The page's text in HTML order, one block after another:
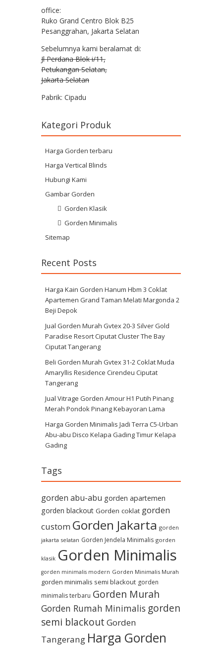
office:
Ruko Grand Centro Blok B25
Pesanggrahan, Jakarta Selatan
Sebelumnya kami beralamat di:
Jl Perdana Blok i/11,
Petukangan Selatan,
Jakarta Selatan
Pabrik: Cipadu
Kategori Produk
Harga Gorden terbaru
Harga Vertical Blinds
Hubungi Kami
Gambar Gorden
Gorden Klasik
Gorden Minimalis
Sitemap
Recent Posts
Harga Kain Gorden Hanum Hbm 3 Coklat
Apartemen Grand Taman Melati Margonda 2
Beji Depok
Jual Gorden Murah Gvtex 20-3 Silver Gold
Paradise Resort Ciputat Cluster The Bay
Ciputat Tangerang
Beli Gorden Murah Gvtex 31-2 Coklat Muda
Amaryllis Residence Cirendeu Ciputat
Tangerang
Jual Vitrage Gorden Amour H1 Putih Pinang
Merah Pondok Pinang Kebayoran Lama
Harga Gorden Minimalis Jadi Terra C5-Urban
Abu-abu Disco Kelapa Gading Timur Kelapa
Gading
Tags
gorden abu-abu gorden apartemen
gorden blackout Gorden coklat gorden
custom Gorden Jakarta gorden
jakarta selatan Gorden Jendela Minimalis gorden
klasik Gorden Minimalis
gorden minimalis modern Gorden Minimalis Murah
gorden minimalis semi blackout gorden
minimalis terbaru Gorden Murah
Gorden Rumah Minimalis gorden
semi blackout Gorden
Tangerang Harga Gorden